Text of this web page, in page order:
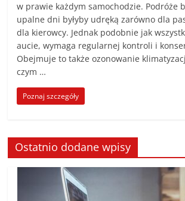
w prawie każdym samochodzie. Podróże
upalne dni byłyby udręką zarówno dla
dla kierowcy. Jednak podobnie jak
aucie, wymaga regularnej kontroli i
Obejmuje to także ozonowanie
czym …
Poznaj szczegóły
Ostatnio dodane wpisy